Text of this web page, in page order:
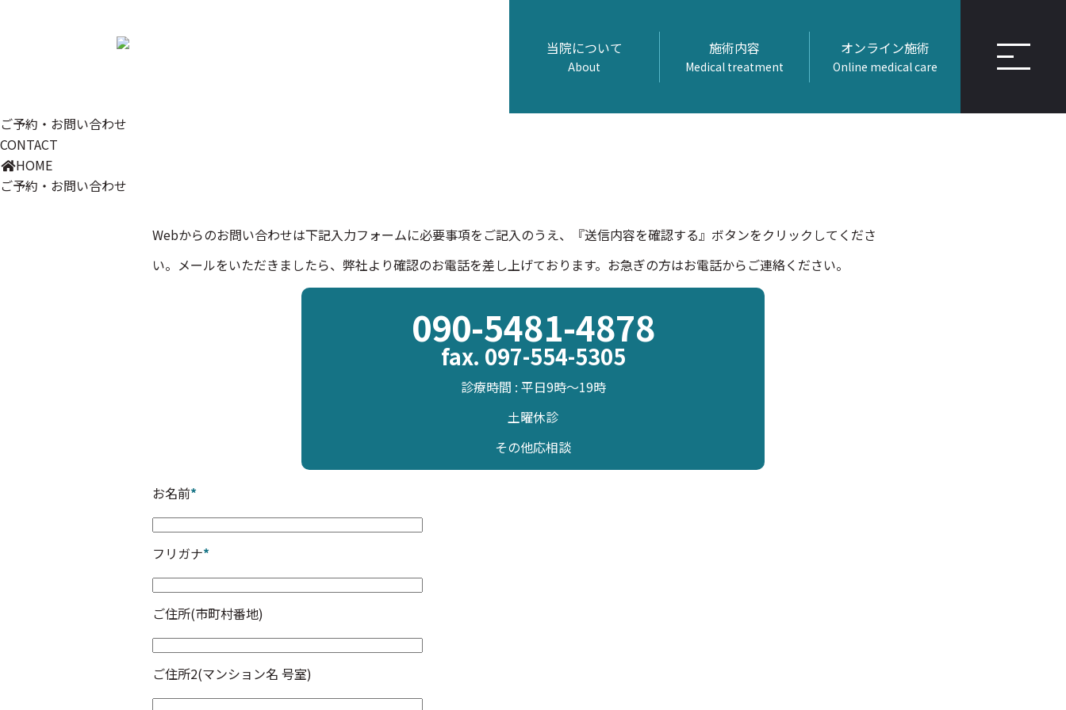
当院について
About
施術内容
Medical treatment
オンライン施術
Online medical care
Skip
to
the
content
Skip
to
the
Navigation
ご予約・お問い合わせ
CONTACT
HOME
ご予約・お問い合わせ
Webからのお問い合わせは下記入力フォームに必要事項をご記入のうえ、『送信内容を確認する』ボタンをクリックしてくださ
い。メールをいただきましたら、弊社より確認のお電話を差し上げております。お急ぎの方はお電話からご連絡ください。
090-5481-4878
fax. 097-554-5305
診療時間 : 平日9時～19時
土曜休診
その他応相談
お名前*
フリガナ*
ご住所(市町村番地)
ご住所2(マンション名 号室)